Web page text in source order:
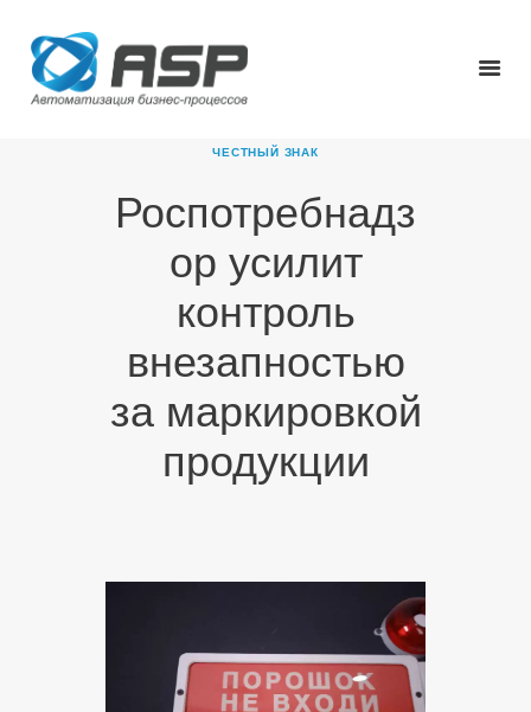
ЧЕСТНЫЙ ЗНАК
Роспотребнадз
ор усилит
контроль
внезапностью
за маркировкой
продукции
ГЛАВНАЯ
О КОМПАНИИ
НОВОСТИ
КАРЬЕРА
ПАРТНЕРЫ
КОНТАКТЫ